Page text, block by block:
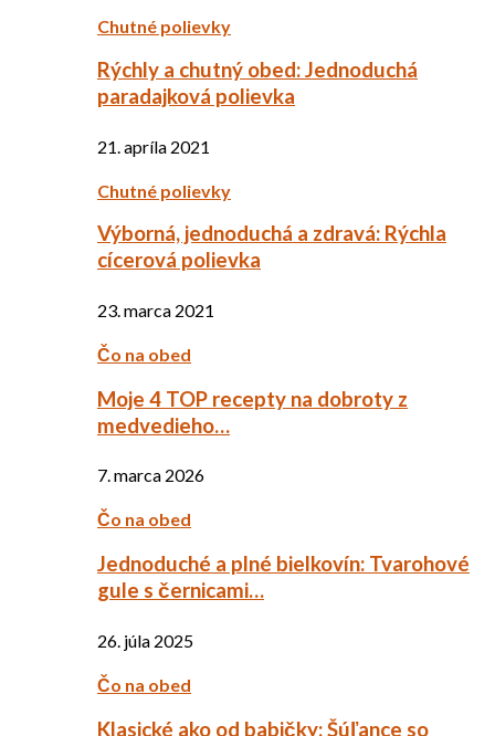
Chutné polievky
Rýchly a chutný obed: Jednoduchá
paradajková polievka
21. apríla 2021
Chutné polievky
Výborná, jednoduchá a zdravá: Rýchla
cícerová polievka
23. marca 2021
Čo na obed
Moje 4 TOP recepty na dobroty z
medvedieho…
7. marca 2026
Čo na obed
Jednoduché a plné bielkovín: Tvarohové
gule s černicami…
26. júla 2025
Čo na obed
Klasické ako od babičky: Šúľance so